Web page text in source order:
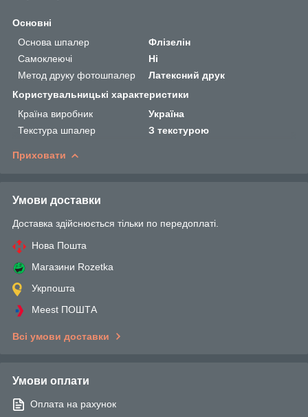
Основні
Основа шпалер
Флізелін
Самоклеючі
Ні
Метод друку фотошпалер
Латексний друк
Користувальницькі характеристики
Країна виробник
Україна
Текстура шпалер
З текстурою
Приховати
Умови доставки
Доставка здійснюється тільки по передоплаті.
Нова Пошта
Магазини Rozetka
Укрпошта
Meest ПОШТА
Всі умови доставки
Умови оплати
Оплата на рахунок